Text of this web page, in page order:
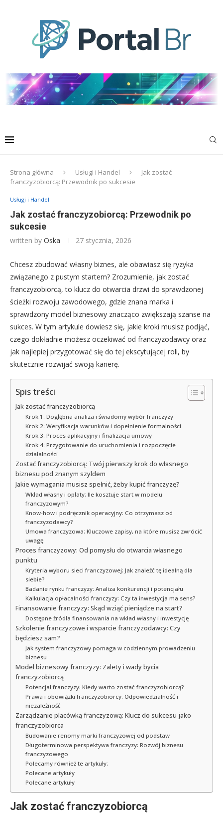
Strona główna Usługi i Handel
Jak zostać
franczyzobiorcą: Przewodnik po sukcesie
Usługi i Handel
Jak zostać franczyzobiorcą: Przewodnik po
sukcesie
written by Oska 27 stycznia, 2026
Chcesz zbudować własny biznes, ale obawiasz się ryzyka
związanego z pustym startem? Zrozumienie, jak zostać
franczyzobiorcą, to klucz do otwarcia drzwi do sprawdzonej
ścieżki rozwoju zawodowego, gdzie znana marka i
sprawdzony model biznesowy znacząco zwiększają szanse na
sukces. W tym artykule dowiesz się, jakie kroki musisz podjąć,
czego dokładnie możesz oczekiwać od franczyzodawcy oraz
jak najlepiej przygotować się do tej ekscytującej roli, by
skutecznie rozwijać swoją karierę.
Spis treści
Jak zostać franczyzobiorcą
Krok 1: Dogłębna analiza i świadomy wybór franczyzy
Krok 2: Weryfikacja warunków i dopełnienie formalności
Krok 3: Proces aplikacyjny i finalizacja umowy
Krok 4: Przygotowanie do uruchomienia i rozpoczęcie
działalności
Zostać franczyzobiorcą: Twój pierwszy krok do własnego
biznesu pod znanym szyldem
Jakie wymagania musisz spełnić, żeby kupić franczyzę?
Wkład własny i opłaty: Ile kosztuje start w modelu
franczyzowym?
Know-how i podręcznik operacyjny: Co otrzymasz od
franczyzodawcy?
Umowa franczyzowa: Kluczowe zapisy, na które musisz zwrócić
uwagę
Proces franczyzowy: Od pomysłu do otwarcia własnego
punktu
Kryteria wyboru sieci franczyzowej: Jak znaleźć tę idealną dla
siebie?
Badanie rynku franczyzy: Analiza konkurencji i potencjału
Kalkulacja opłacalności franczyzy: Czy ta inwestycja ma sens?
Finansowanie franczyzy: Skąd wziąć pieniądze na start?
Dostępne źródła finansowania na wkład własny i inwestycję
Szkolenie franczyzowe i wsparcie franczyzodawcy: Czy
będziesz sam?
Jak system franczyzowy pomaga w codziennym prowadzeniu
biznesu
Model biznesowy franczyzy: Zalety i wady bycia
franczyzobiorcą
Potencjał franczyzy: Kiedy warto zostać franczyzobiorcą?
Prawa i obowiązki franczyzobiorcy: Odpowiedzialność i
niezależność
Zarządzanie placówką franczyzową: Klucz do sukcesu jako
franczyzobiorca
Budowanie renomy marki franczyzowej od podstaw
Długoterminowa perspektywa franczyzy: Rozwój biznesu
franczyzowego
Polecamy również te artykuły:
Polecane artykuły
Polecane artykuły
Jak zostać franczyzobiorcą